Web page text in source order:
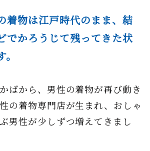
着物は江戸時代のまま、結
でかろうじて残ってきた状
ばから、男性の着物が再び動き
の着物専門店が生まれ、おしゃ
男性が少しずつ増えてきまし